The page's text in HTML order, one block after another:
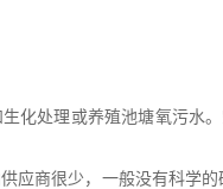
化处理或养殖池塘氧污水
应商很少，一般没有科学